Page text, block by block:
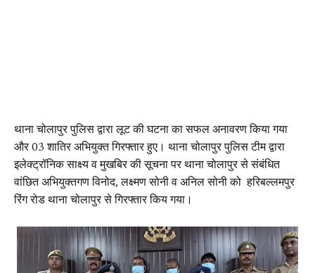
थाना चोलापुर पुलिस द्वारा लूट की घटना का सफल अनावरण किया गया
और 03 शातिर अभियुक्त गिरफ्तार हुए। थाना चोलापुर पुलिस टीम द्वारा
इलेक्ट्रॉनिक साक्ष्य व मुखबिर की सूचना पर थाना चोलापुर से संबंधित
वांछित अभियुक्तगण विनोद, लक्ष्मण सोनी व अनिल सोनी को हरिबल्लमपुर
रिंग रोड थाना चोलापुर से गिरफ्तार किय गया।